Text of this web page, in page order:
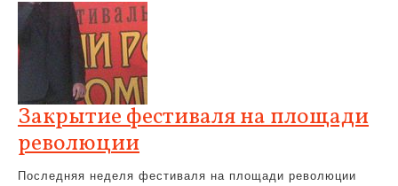
Закрытие фестиваля на площади
революции
Последняя неделя фестиваля на площади революции